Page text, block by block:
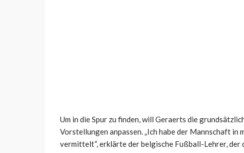
Um in die Spur zu finden, will Geraerts die
Vorstellungen anpassen.„Ich habe der Mannschaft in
vermittelt“, erklärte der belgische Fußball-Lehrer, der